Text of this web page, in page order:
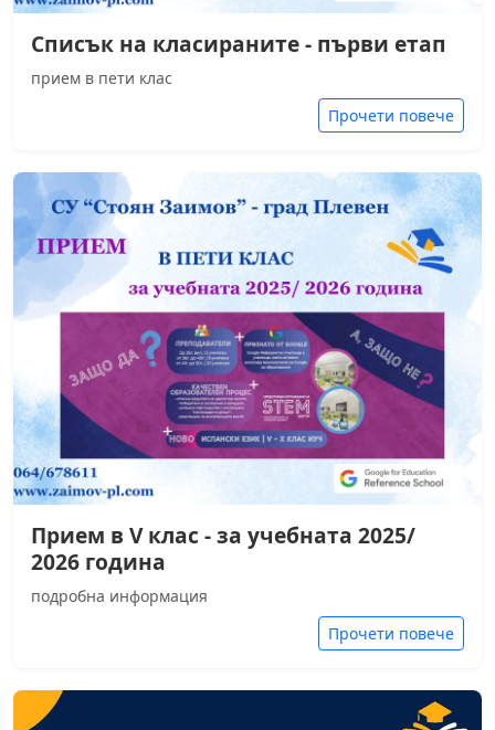
Списък на класираните - първи етап
прием в пети клас
Прочети повече
Прием в V клас - за учебната 2025/
2026 година
подробна информация
Прочети повече